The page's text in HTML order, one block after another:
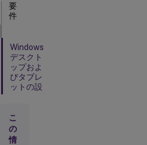
要
件
Windows
デスクト
ップおよ
びタブレ
ットの設
こ
の
情